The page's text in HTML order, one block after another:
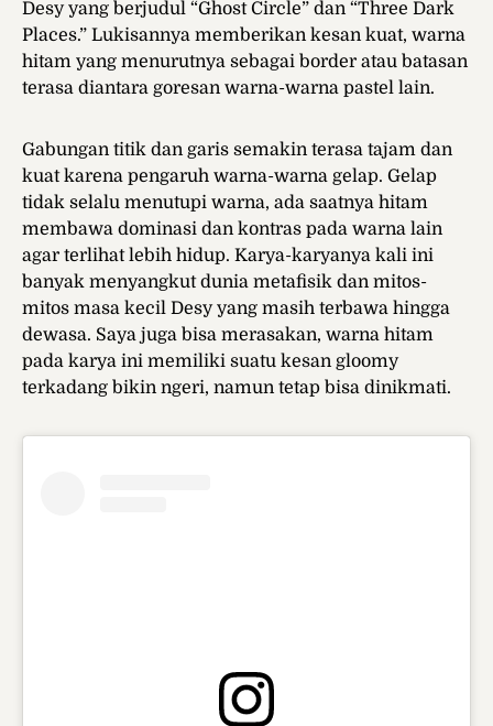
Desy yang berjudul “Ghost Circle” dan “Three Dark
Places.” Lukisannya memberikan kesan kuat, warna
hitam yang menurutnya sebagai border atau batasan
terasa diantara goresan warna-warna pastel lain.
Gabungan titik dan garis semakin terasa tajam dan
kuat karena pengaruh warna-warna gelap. Gelap
tidak selalu menutupi warna, ada saatnya hitam
membawa dominasi dan kontras pada warna lain
agar terlihat lebih hidup. Karya-karyanya kali ini
banyak menyangkut dunia metafisik dan mitos-
mitos masa kecil Desy yang masih terbawa hingga
dewasa. Saya juga bisa merasakan, warna hitam
pada karya ini memiliki suatu kesan gloomy
terkadang bikin ngeri, namun tetap bisa dinikmati.